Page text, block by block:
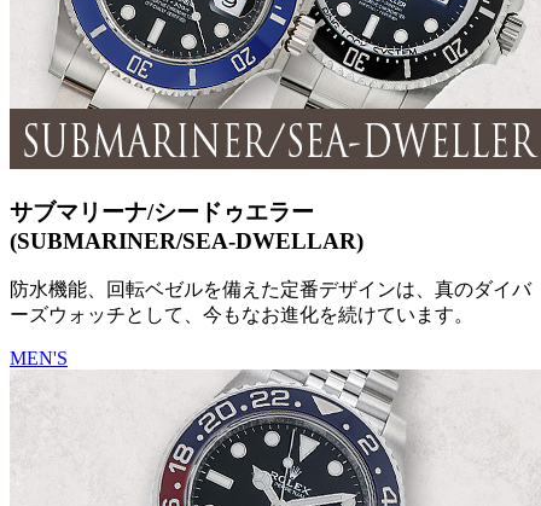
サブマリーナ/シードゥエラー
(SUBMARINER/SEA-DWELLAR)
防水機能、回転ベゼルを備えた定番デザインは、真のダイバ
ーズウォッチとして、今もなお進化を続けています。
MEN'S